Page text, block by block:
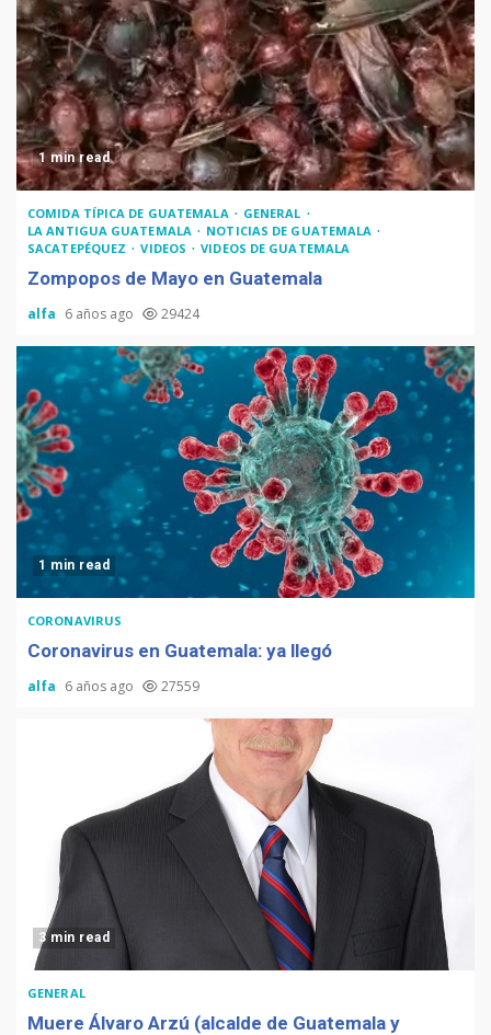
1 min read
COMIDA TÍPICA DE GUATEMALA
GENERAL
LA ANTIGUA GUATEMALA
NOTICIAS DE GUATEMALA
SACATEPÉQUEZ
VIDEOS VIDEOS DE GUATEMALA
Zompopos de Mayo en Guatemala
alfa 6 años ago 29424
1 min read
CORONAVIRUS
Coronavirus en Guatemala: ya llegó
alfa 6 años ago 27559
3 min read
GENERAL
Muere Álvaro Arzú (alcalde de Guatemala y